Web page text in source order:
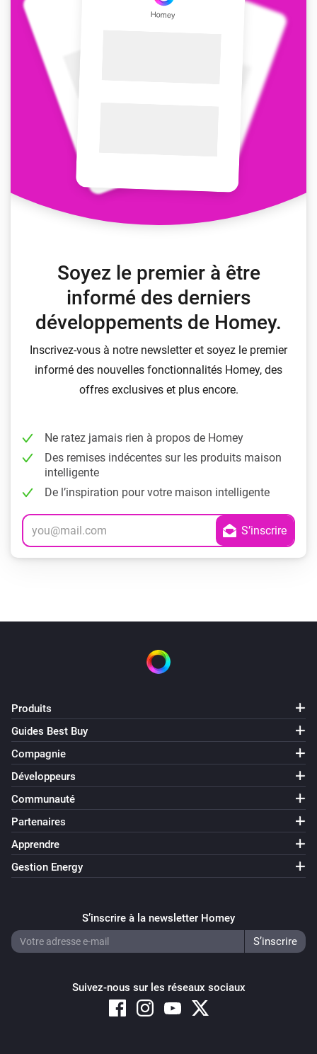
Soyez le premier à être
informé des derniers
développements de Homey.
Inscrivez-vous à notre newsletter et soyez le premier
informé des nouvelles fonctionnalités Homey, des
offres exclusives et plus encore.
Ne ratez jamais rien à propos de Homey
Des remises indécentes sur les produits maison
intelligente
De l’inspiration pour votre maison intelligente
Produits
Guides Best Buy
Compagnie
Développeurs
Communauté
Partenaires
Apprendre
Gestion Energy
S’inscrire à la newsletter Homey
Suivez-nous sur les réseaux sociaux